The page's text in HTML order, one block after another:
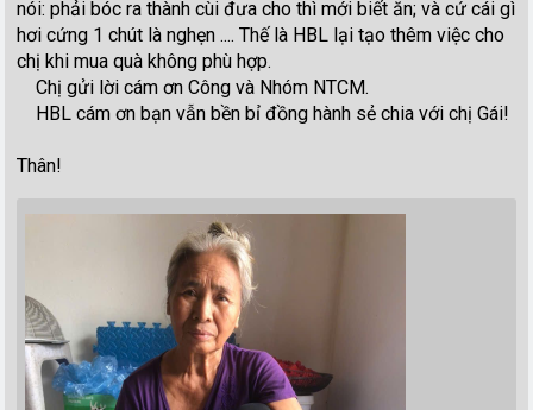
nói: phải bóc ra thành cùi đưa cho thì mới biết ăn; và cứ cái gì
hơi cứng 1 chút là nghẹn .... Thế là HBL lại tạo thêm việc cho
chị khi mua quà không phù hợp.
Chị gửi lời cám ơn Công và Nhóm NTCM.
HBL cám ơn bạn vẫn bền bỉ đồng hành sẻ chia với chị Gái!
Thân!